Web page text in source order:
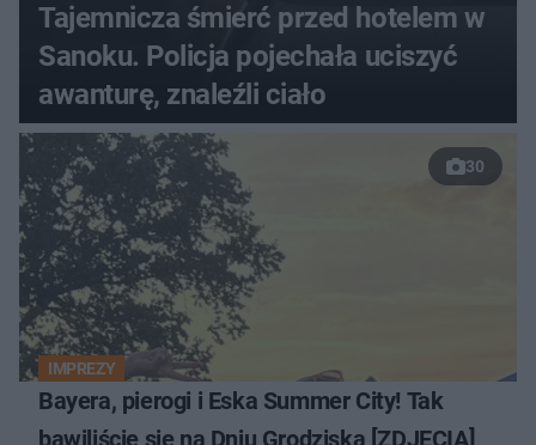
Tajemnicza śmierć przed hotelem w
Sanoku. Policja pojechała uciszyć
awanturę, znaleźli ciało
30
IMPREZY
Bayera, pierogi i Eska Summer City! Tak
bawiliście się na Dniu Grodziska [ZDJĘCIA]